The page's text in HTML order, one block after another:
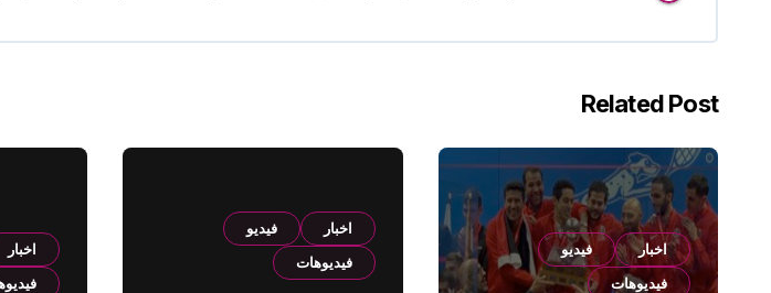
Related Post
اخبار
فيديو
فيديوهات
اخبار
فيديو
فيديوهات
اخبار